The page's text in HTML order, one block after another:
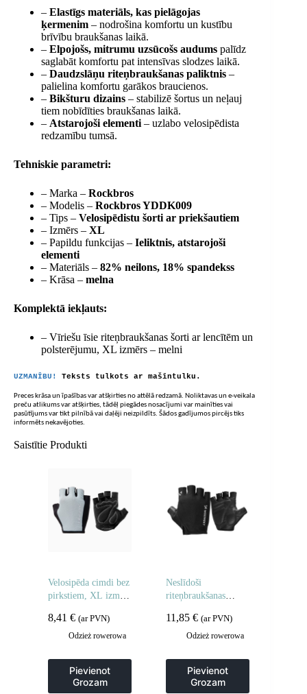
– Elastīgs materiāls, kas pielāgojas
ķermenim – nodrošina komfortu un kustību
brīvību braukšanas laikā.
– Elpojošs, mitrumu uzsūcošs audums palīdz
saglabāt komfortu pat intensīvas slodzes laikā.
– Daudzslāņu riteņbraukšanas paliktnis –
palielina komfortu garākos braucienos.
– Bikšturu dizains – stabilizē šortus un neļauj
tiem nobīdīties braukšanas laikā.
– Atstarojoši elementi – uzlabo velosipēdista
redzamību tumsā.
Tehniskie parametri:
– Marka – Rockbros
– Modelis – Rockbros YDDK009
– Tips – Velosipēdistu šorti ar priekšautiem
– Izmērs – XL
– Papildu funkcijas – Ieliktnis, atstarojoši
elementi
– Materiāls – 82% neilons, 18% spandekss
– Krāsa – melna
Komplektā iekļauts:
– Vīriešu īsie riteņbraukšanas šorti ar lencītēm un
polsterējumu, XL izmērs – melni
UZMANĪBU! Teksts tulkots ar mašīntulku.
Preces krāsa un īpašības var atšķirties no attēlā redzamā. Noliktavas un e-veikala
preču atlikums var atšķirties, tādēļ piegādes nosacījumi var mainīties vai
pasūtījums var tikt pilnībā vai daļēji neizpildīts. Šādos gadījumos pircējs tiks
informēts nekavējoties.
Saistītie Produkti
Velosipēda cimdi bez
pirkstiem, XL izmērs
8,41 € (ar PVN)
Odzież rowerowa
Pievienot
Grozam
Neslīdoši
riteņbraukšanas
XL izmērs – melni
11,85€ (ar PVN)
Odzież rowerowa
Pievienot
Grozam